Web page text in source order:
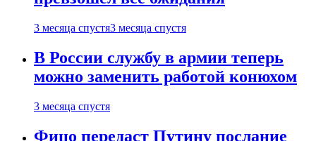
3 месяца спустя3 месяца спустя
В России службу в армии теперь
можно заменить работой конюхом
3 месяца спустя
Фицо передаст Путину послание